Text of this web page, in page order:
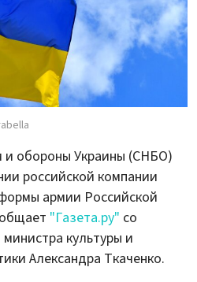
и обороны Украины (СНБО)
российской компании
армии Российской
"Газета.ру" со
культуры и
Александра Ткаченко.